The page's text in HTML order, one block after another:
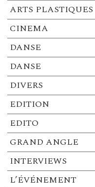
ARTS PLASTIQUES
CINEMA
DANSE
DANSE
DIVERS
EDITION
EDITO
GRAND ANGLE
INTERVIEWS
L’ÉVÉNEMENT